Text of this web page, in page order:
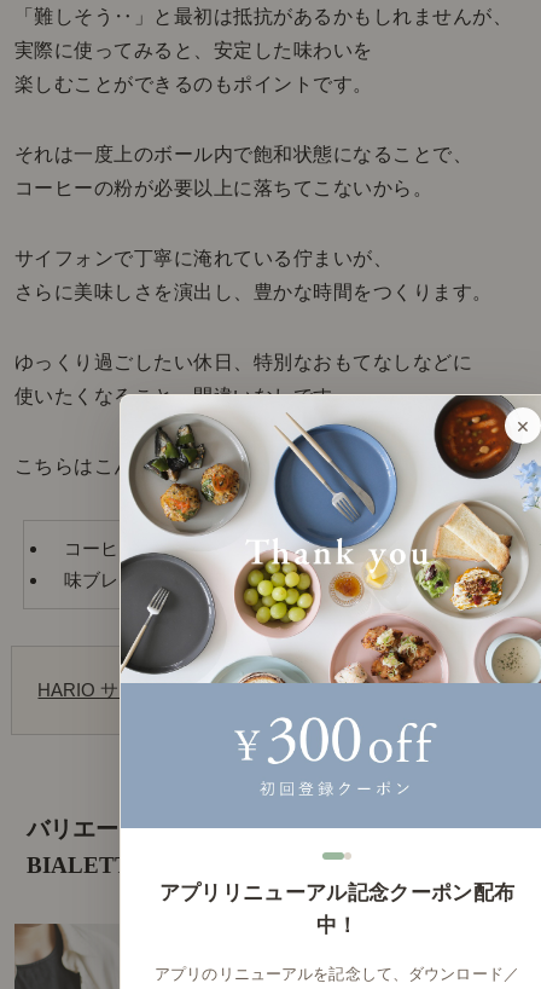
「難しそう‥」と最初は抵抗があるかもしれませんが、
実際に使ってみると、安定した味わいを
楽しむことができるのもポイントです。
それは一度上のボール内で飽和状態になることで、
コーヒーの粉が必要以上に落ちてこないから。
サイフォンで丁寧に淹れている佇まいが、
さらに美味しさを演出し、豊かな時間をつくります。
ゆっくり過ごしたい休日、特別なおもてなしなどに
使いたくなること、間違いなしです。
こちらはこんな方におすすめ。
コーヒーを淹れている時間をもっと楽しみたい。
味ブレなく、安定したコーヒーを味わいたい。
HARIO サイフォン テクニカ
バリエーション豊富なメニューを楽しめる、
BIALETTI MOKA EXPRESS
×
アプリリニューアル記念クーポン配布
中！
アプリのリニューアルを記念して、ダウンロード／